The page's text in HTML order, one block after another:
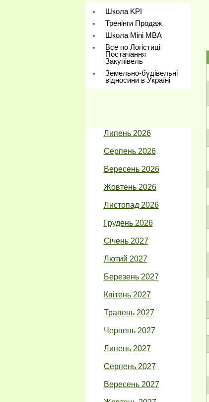
Школа KPI
Тренінги Продаж
Школа Mini МBA
Все по Логістиці
Постачання
Закупівель
Земельно-будівельні
відносини в Україні
Липень 2026
Серпень 2026
Вересень 2026
Жовтень 2026
Листопад 2026
Грудень 2026
Січень 2027
Лютий 2027
Березень 2027
Квітень 2027
Травень 2027
Червень 2027
Липень 2027
Серпень 2027
Вересень 2027